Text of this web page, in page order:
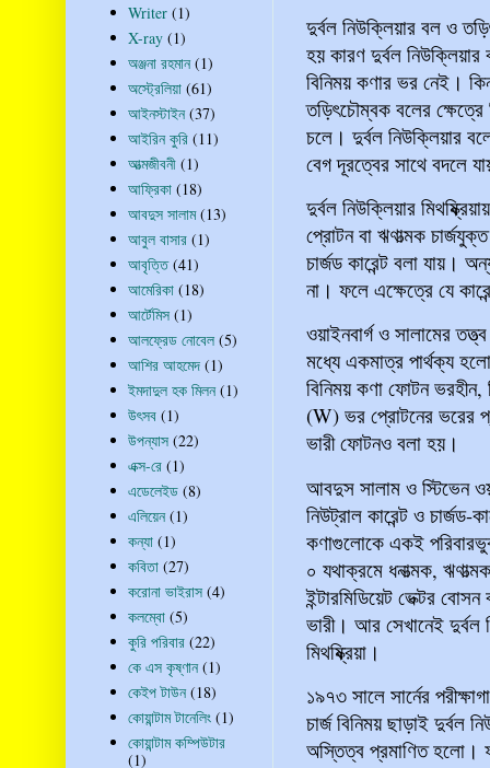
দুর্বল নিউক্লিয়ার বল ও
হয় কারণ দুর্বল
বিনিময় কণার ভর নেই।
তড়িৎচৌম্বক বলের
চলে। দুর্বল নিউক্লিয়ার
বেগ দূরত্বের সাথে বদলে
দুর্বল নিউক্লিয়ার
প্রোটন বা ঋণাত্মক
চার্জড কারেন্ট বলা যায়।
না। ফলে এক্ষেত্রে যে
ওয়াইনবার্গ ও সালামের
মধ্যে একমাত্র পার্থক্য
বিনিময় কণা ফোটন ভরহীন,
(W) ভর প্রোটনের ভরের
ভারী ফোটনও বলা হয়।
আবদুস সালাম ও স্টিভেন
নিউট্রাল কারেন্ট ও চার্জড-
কণাগুলোকে একই
০ যথাক্রমে ধনাত্মক,
ইন্টারমিডিয়েট ভেক্টর
ভারী। আর সেখানেই দুর্বল
মিথষ্ক্রিয়া।
১৯৭৩ সালে সার্নের
চার্জ বিনিময় ছাড়াই দুর্বল
অস্তিত্ব প্রমাণিত হলো।
Writer (1)
X-ray (1)
অঞ্জনা রহমান (1)
অস্ট্রেলিয়া (61)
আইনস্টাইন (37)
আইরিন কুরি (11)
আত্মজীবনী (1)
আফ্রিকা (18)
আবদুস সালাম (13)
আবুল বাসার (1)
আবৃত্তি (41)
আমেরিকা (18)
আর্টেমিস (1)
আলফ্রেড নোবেল (5)
আশির আহমেদ (1)
ইমদাদুল হক মিলন (1)
উৎসব (1)
উপন্যাস (22)
এক্স-রে (1)
এডেলেইড (8)
এলিয়েন (1)
কন্যা (1)
কবিতা (27)
করোনা ভাইরাস (4)
কলম্বো (5)
কুরি পরিবার (22)
কে এস কৃষ্ণান (1)
কেইপ টাউন (18)
কোয়ান্টাম টানেলিং (1)
কোয়ান্টাম কম্পিউটার
(1)